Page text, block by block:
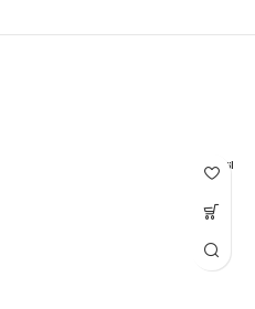
اتمام مو
جودی